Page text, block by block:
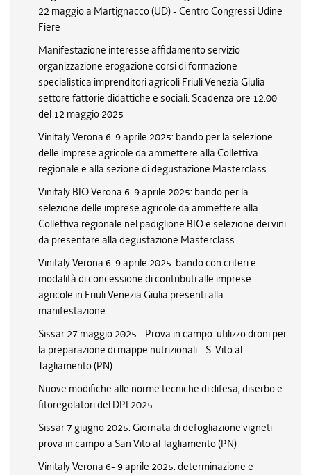
22 maggio a Martignacco (UD) - Centro Congressi Udine
Fiere
Manifestazione interesse affidamento servizio
organizzazione erogazione corsi di formazione
specialistica imprenditori agricoli Friuli Venezia Giulia
settore fattorie didattiche e sociali. Scadenza ore 12.00
del 12 maggio 2025
Vinitaly Verona 6-9 aprile 2025: bando per la selezione
delle imprese agricole da ammettere alla Collettiva
regionale e alla sezione di degustazione Masterclass
Vinitaly BIO Verona 6-9 aprile 2025: bando per la
selezione delle imprese agricole da ammettere alla
Collettiva regionale nel padiglione BIO e selezione dei vini
da presentare alla degustazione Masterclass
Vinitaly Verona 6-9 aprile 2025: bando con criteri e
modalità di concessione di contributi alle imprese
agricole in Friuli Venezia Giulia presenti alla
manifestazione
Sissar 27 maggio 2025 - Prova in campo: utilizzo droni per
la preparazione di mappe nutrizionali - S. Vito al
Tagliamento (PN)
Nuove modifiche alle norme tecniche di difesa, diserbo e
fitoregolatori del DPI 2025
Sissar 7 giugno 2025: Giornata di defogliazione vigneti
prova in campo a San Vito al Tagliamento (PN)
Vinitaly Verona 6- 9 aprile 2025: determinazione e